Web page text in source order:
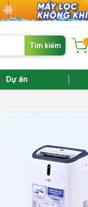
Tìm kiếm
Dự án